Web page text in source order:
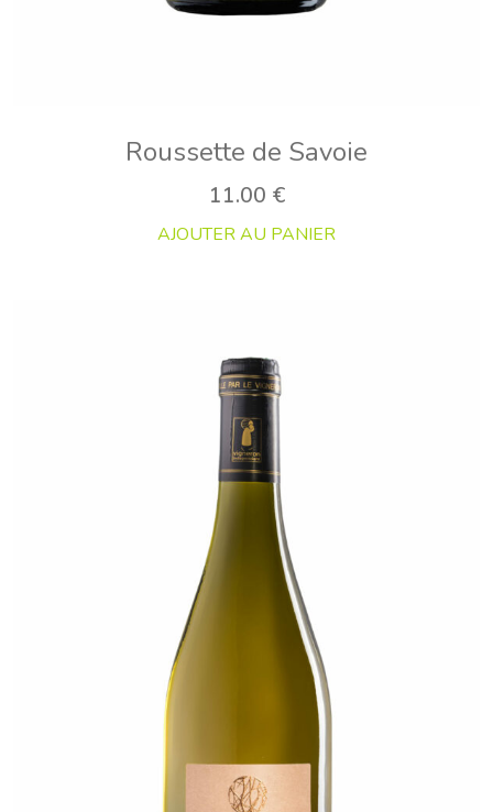
Roussette de Savoie
11.00 €
AJOUTER AU PANIER